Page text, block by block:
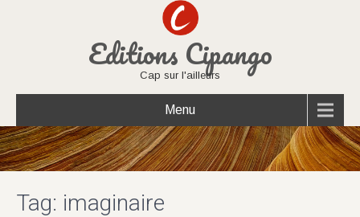
Editions Cipango
Cap sur l'ailleurs
Menu
Tag: imaginaire